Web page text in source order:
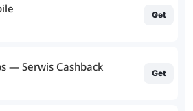
Get
— Serwis Cashback Get